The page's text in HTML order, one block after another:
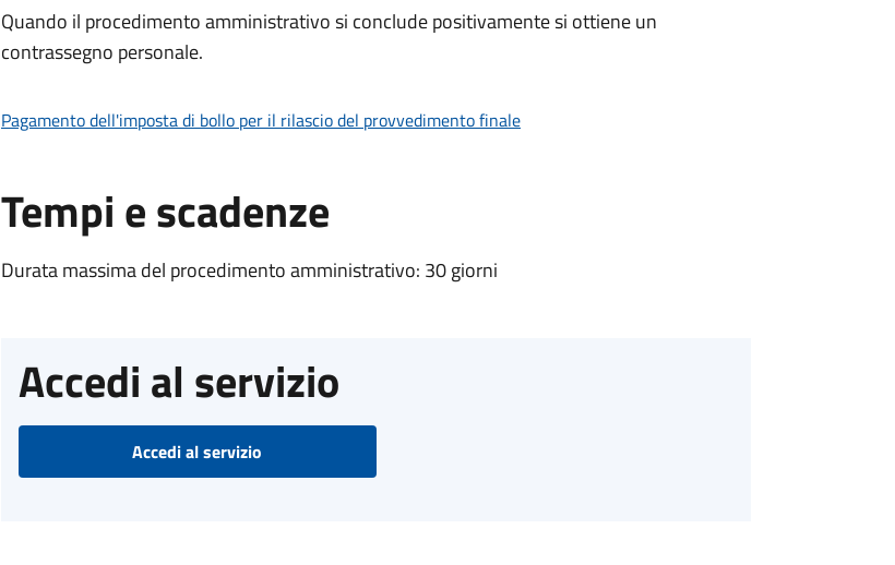
Quando il procedimento amministrativo si conclude positivamente si ottiene un
contrassegno personale.
Pagamento dell'imposta di bollo per il rilascio del provvedimento finale
Tempi e scadenze
Durata massima del procedimento amministrativo: 30 giorni
Accedi al servizio
Accedi al servizio